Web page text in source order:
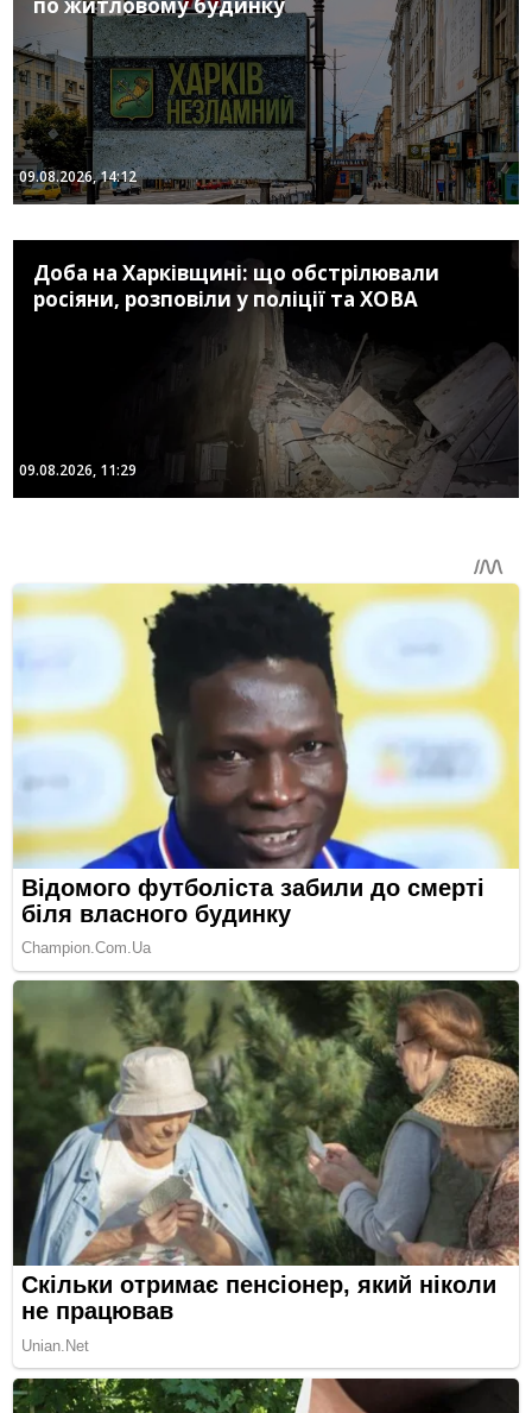
09.08.2026, 14:12
Доба на Харківщині: що обстрілювали
росіяни, розповіли у поліції та ХОВА
09.08.2026, 11:29